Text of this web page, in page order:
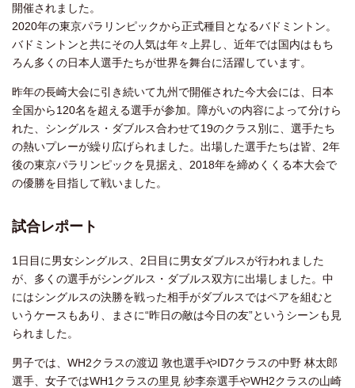
開催されました。
2020年の東京パラリンピックから正式種目となるバドミントン。
バドミントンと共にその人気は年々上昇し、近年では国内はもち
ろん多くの日本人選手たちが世界を舞台に活躍しています。
昨年の長崎大会に引き続いて九州で開催された今大会には、日本
全国から120名を超える選手が参加。障がいの内容によって分けら
れた、シングルス・ダブルス合わせて19のクラス別に、選手たち
の熱いプレーが繰り広げられました。出場した選手たちは皆、2年
後の東京パラリンピックを見据え、2018年を締めくくる本大会で
の優勝を目指して戦いました。
試合レポート
1日目に男女シングルス、2日目に男女ダブルスが行われました
が、多くの選手がシングルス・ダブルス双方に出場しました。中
にはシングルスの決勝を戦った相手がダブルスではペアを組むと
いうケースもあり、まさに“昨日の敵は今日の友”というシーンも見
られました。
男子では、WH2クラスの渡辺 敦也選手やID7クラスの中野 林太郎
選手、女子ではWH1クラスの里見 紗李奈選手やWH2クラスの山崎